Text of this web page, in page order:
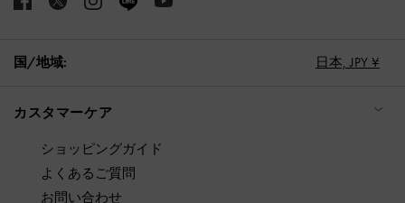
国/地域: 日本, JPY ¥
カスタマーケア
ショッピングガイド
よくあるご質問
お問い合わせ